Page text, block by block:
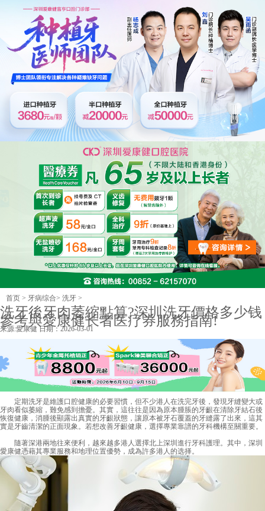
首页 > 牙病综合> 洗牙 >
洗牙後牙肉萎縮點算?深圳洗牙價格多少钱
參考與愛康健长者医疗券服務指南!
来源:愛康健 日期：2026-03-01
定期洗牙是維護口腔健康的必要習慣，但不少港人在洗完牙後，發現牙縫變大或
牙肉看似萎縮，難免感到擔憂。其實，這往往是因為原本腫脹的牙齦在清除牙結石後
恢復健康，消腫後顯露出真實的牙齦狀態，讓原本被牙石覆蓋的牙縫露了出來，這其
實是牙齒清潔的正面現象。若想改善牙齦健康，選擇專業靠譜的牙科機構至關重要。
隨著深港兩地往來便利，越來越多港人選擇北上深圳進行牙科護理。其中，深圳
愛康健憑藉其專業服務和地理位置優勢，成為許多港人的选择。